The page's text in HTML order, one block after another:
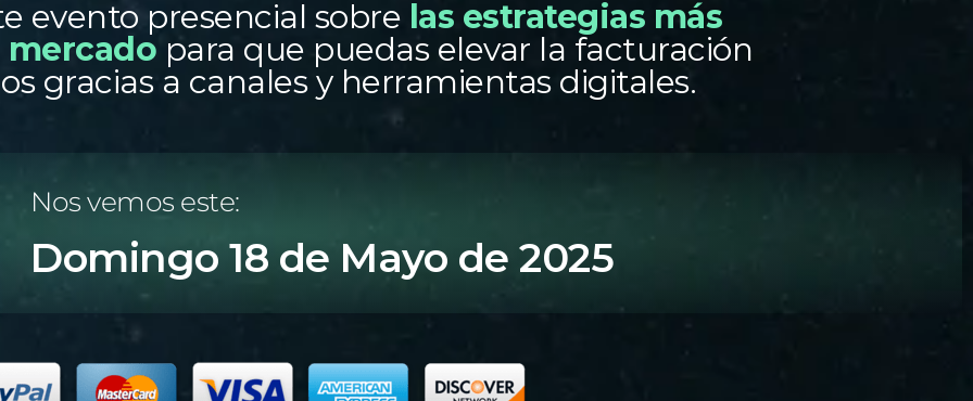
evento presencial sobre las estrategias más
mercado para que puedas elevar la facturación
gracias a canales y herramientas digitales.
Nos vemos este:
Domingo 18 de Mayo de 2025